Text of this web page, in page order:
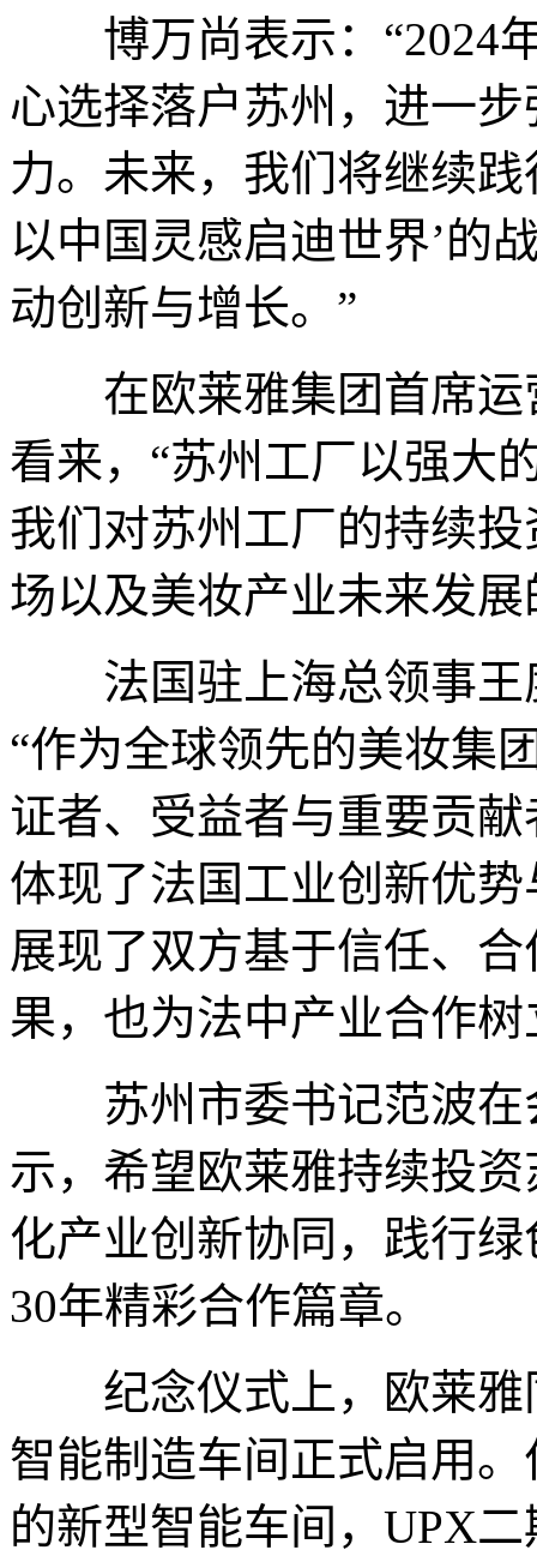
博万尚表示：“2024年
心选择落户苏州，进一
力。未来，我们将继续
以中国灵感启迪世界’的
动创新与增长。”
在欧莱雅集团首席运
看来，“苏州工厂以强大
我们对苏州工厂的持续
场以及美妆产业未来发
法国驻上海总领事王
“作为全球领先的美妆集
证者、受益者与重要贡
体现了法国工业创新优
展现了双方基于信任、
果，也为法中产业合作
苏州市委书记范波在
示，希望欧莱雅持续投
化产业创新协同，践行
30年精彩合作篇章。
纪念仪式上，欧莱雅
智能制造车间正式启用
的新型智能车间，UPX